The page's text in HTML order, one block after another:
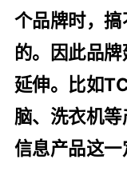
个品牌时，
的。因此品
延伸。比如
脑、洗衣机
信息产品这一